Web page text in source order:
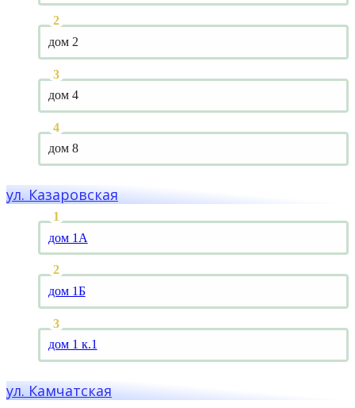
дом 2
дом 4
дом 8
ул. Казаровская
дом 1А
дом 1Б
дом 1 к.1
ул. Камчатская